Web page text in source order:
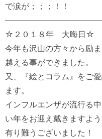
で涙が；；；！！
☆２０１８年　大晦日☆
今年も沢山の方々から励
越える事ができました。
又、『絵とコラム』をご
ます。
インフルエンザが流行る
い年をお迎え戴きますよう
有り難うございました！